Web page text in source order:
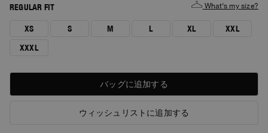
REGULAR FIT What's my size?
XS S M L XL
XXL
XXXL
バッグに追加する
ウィッシュリストに追加する